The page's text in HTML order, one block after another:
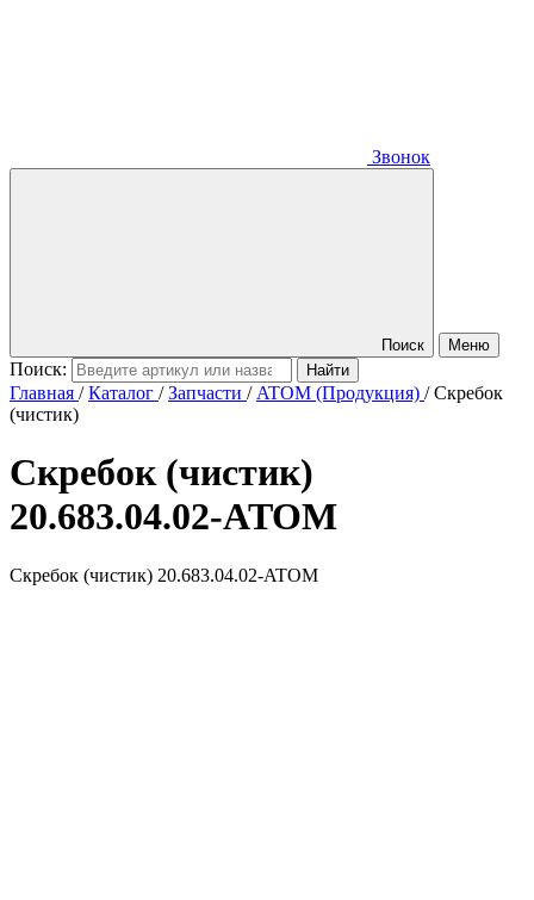
Звонок
Поиск Меню
Поиск:
Главная /Каталог /Запчасти / ATOM (Продукция) /Скребок
(чистик)
Скребок (чистик)
20.683.04.02-ATOM
Скребок (чистик) 20.683.04.02-ATOM